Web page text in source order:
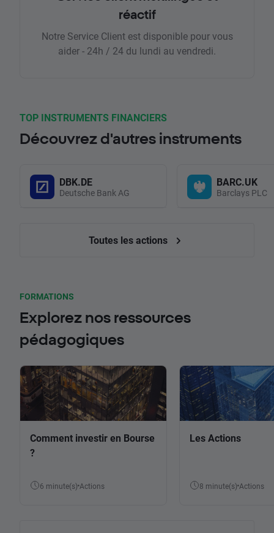
réactif
Notre Service Client est disponible pour vous
aider - 24h / 24 du lundi au vendredi.
TOP INSTRUMENTS FINANCIERS
Découvrez d'autres instruments
DBK.DE
Deutsche Bank AG
BARC.UK
Barclays PLC
Toutes les actions
FORMATIONS
Explorez nos ressources
pédagogiques
Comment investir en Bourse
?
6 minute(s) Actions
Les Actions
8 minute(s) Actions